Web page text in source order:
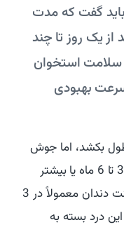
گفت که مدت
از یک روز تا چند
سلامت استخوان
بهبودی
30 تا 60 دقیقه طول بکشد، اما جوش
خوردن ایمپلنت به استخوان فک بین 3 تا 6 ماه یا بیشتر
زمان می‌برد و درد پس از جراحی ایمپلنت دندان معمولاً در 3
درد بسته به